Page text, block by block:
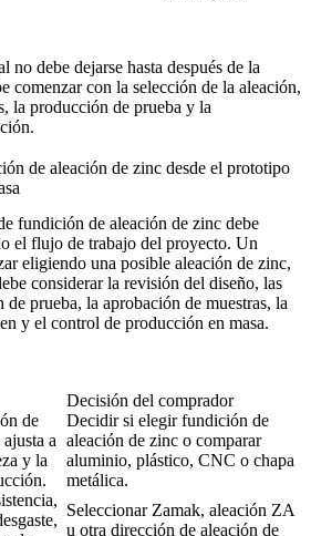
debe dejarse hasta después de la
comenzar con la selección de la aleación,
la producción de prueba y la
de aleación de zinc desde el prototipo
fundición de aleación de zinc debe
el flujo de trabajo del proyecto. Un
eligiendo una posible aleación de zinc,
considerar la revisión del diseño, las
prueba, la aprobación de muestras, la
y el control de producción en masa.
Decisión del comprador
de
a
y la
Decidir si elegir fundición de
aleación de zinc o comparar
aluminio, plástico, CNC o chapa
metálica.
Seleccionar Zamak, aleación ZA
u otra dirección de aleación de